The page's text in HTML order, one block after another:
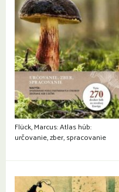
Flück, Marcus: Atlas húb:
určovanie, zber, spracovanie